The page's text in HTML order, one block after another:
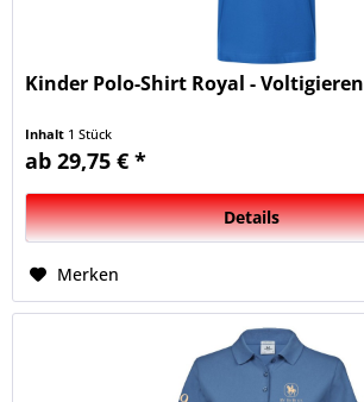
Kinder Polo-Shirt Royal - Voltigieren
Inhalt 1 Stück
ab 29,75 € *
Details
Merken